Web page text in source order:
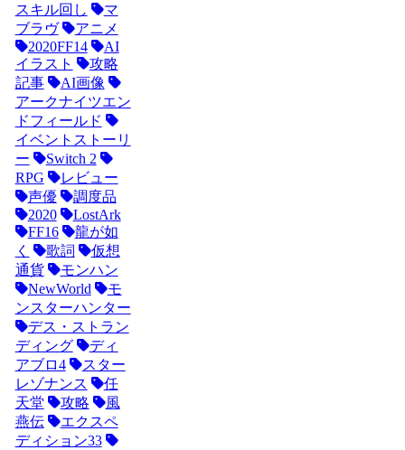
スキル回し
マ
ブラヴ
アニメ
2020FF14
AI
イラスト
攻略
記事
AI画像
アークナイツエン
ドフィールド
イベントストーリ
ー
Switch 2
RPG
レビュー
声優
調度品
2020
LostArk
FF16
龍が如
く
歌詞
仮想
通貨
モンハン
NewWorld
モ
ンスターハンター
デス・ストラン
ディング
ディ
アブロ4
スター
レゾナンス
任
天堂
攻略
風
燕伝
エクスペ
ディション33